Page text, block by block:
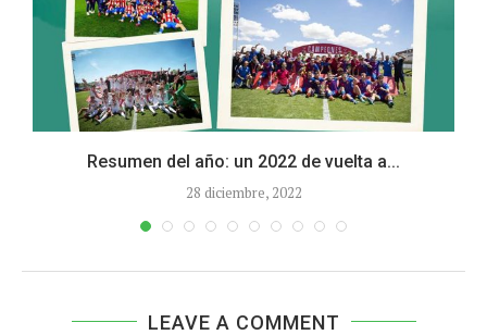
Resumen del año: un 2022 de vuelta a...
28 diciembre, 2022
LEAVE A COMMENT